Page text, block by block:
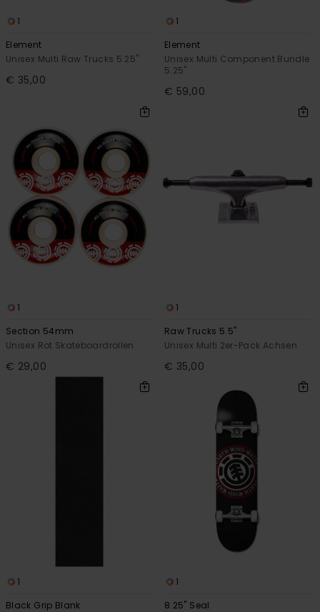
1
Element
Unisex Multi Raw Trucks 5.25"
€ 35,00
1
Element
Unisex Multi Component Bundle
5.25"
€ 59,00
1
Section 54mm
Unisex Rot Skateboardrollen
€ 29,00
1
Raw Trucks 5.5"
Unisex Multi 2er-Pack Achsen
€ 35,00
1
Black Grip Blank
1
8.25" Seal